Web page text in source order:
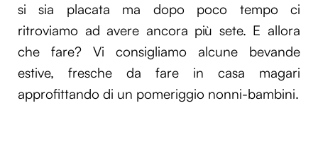
si sia placata ma dopo poco tempo ci
ritroviamo ad avere ancora più sete. E allora
che fare? Vi consigliamo alcune bevande
estive, fresche da fare in casa magari
approfittando di un pomeriggio nonni-bambini.